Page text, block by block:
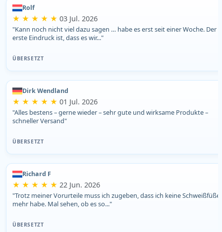
Rolf
★ ★ ★ ★ ★ 03 Jul. 2026
"Kann noch nicht viel dazu sagen … habe es erst seit einer Woche. Der
erste Eindruck ist, dass es wir..."
ÜBERSETZT
Dirk Wendland
★ ★ ★ ★ ★ 01 Jul. 2026
"Alles bestens – gerne wieder – sehr gute und wirksame Produkte –
schneller Versand"
ÜBERSETZT
Richard F
★ ★ ★ ★ ★ 22 Jun. 2026
"Trotz meiner Vorurteile muss ich zugeben, dass ich keine Schweißfüße
mehr habe. Mal sehen, ob es so..."
ÜBERSETZT